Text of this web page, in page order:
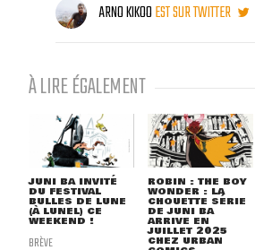
ARNO KIKOOEST SUR TWITTER
À LIRE ÉGALEMENT
JUNI BA INVITÉ
DU FESTIVAL
BULLES DE LUNE
(À LUNEL) CE
WEEKEND !
BRÈVE
ROBIN : THE BOY
WONDER : LA
CHOUETTE SÉRIE
DE JUNI BA
ARRIVE EN
JUILLET 2025
CHEZ URBAN